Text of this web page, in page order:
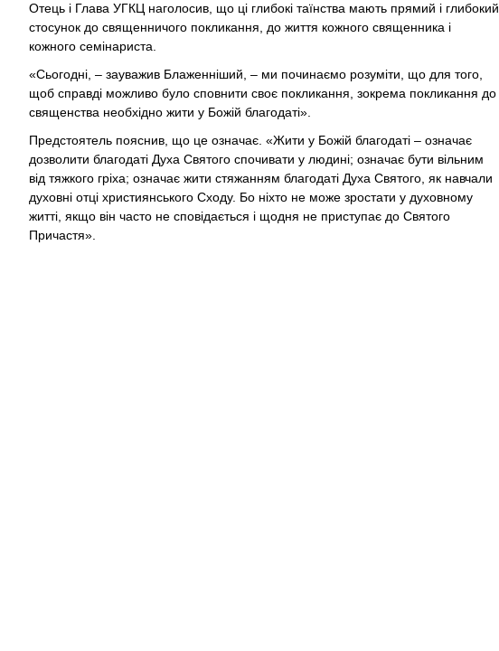
Отець і Глава УГКЦ наголосив, що ці глибокі таїнства мають прямий і глибокий
стосунок до священничого покликання, до життя кожного священника і
кожного семінариста.
«Сьогодні, – зауважив Блаженніший, – ми починаємо розуміти, що для того,
щоб справді можливо було сповнити своє покликання, зокрема покликання до
священства необхідно жити у Божій благодаті».
Предстоятель пояснив, що це означає. «Жити у Божій благодаті – означає
дозволити благодаті Духа Святого спочивати у людині; означає бути вільним
від тяжкого гріха; означає жити стяжанням благодаті Духа Святого, як навчали
духовні отці християнського Сходу. Бо ніхто не може зростати у духовному
житті, якщо він часто не сповідається і щодня не приступає до Святого
Причастя».